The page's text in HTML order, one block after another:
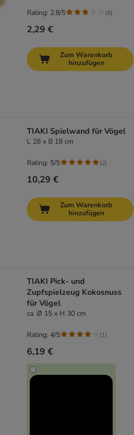
2,29 €
Rating: 2.8/5 (5)
Zum Warenkorb
hinzufügen
TIAKI Spielwand für Vögel
L 28 x B 18 cm
10,29 €
Rating: 5/5 (2)
Zum Warenkorb
hinzufügen
TIAKI Pick- und
Zupfspielzeug Kokosnuss
für Vögel
ca. Ø 15 x H 30 cm
6,19 €
Rating: 4/5 (1)